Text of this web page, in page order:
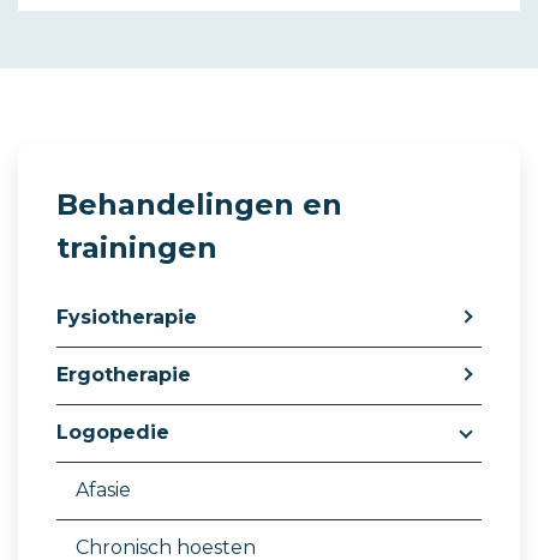
Behandelingen en
trainingen
Fysiotherapie
Ergotherapie
Logopedie
Afasie
Chronisch hoesten